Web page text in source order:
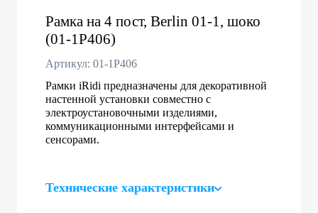
Рамка на 4 пост, Berlin 01-1, шоко
(01-1P406)
Артикул: 01-1P406
Рамки iRidi предназначены для декоративной
настенной установки совместно с
электроустановочными изделиями,
коммуникационными интерфейсами и
сенсорами.
Технические характеристики